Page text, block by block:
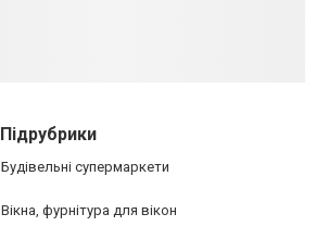
Підрубрики
Будівельні супермаркети
Вікна, фурнітура для вікон